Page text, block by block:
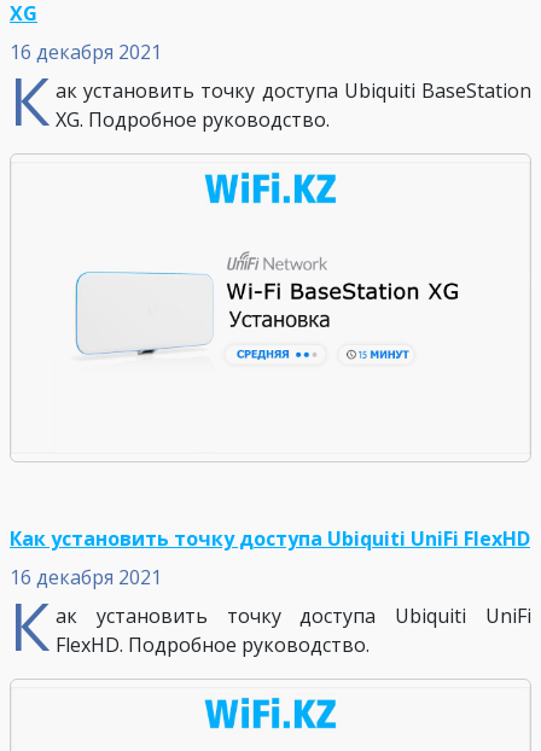
16 декабря 2021
XG
К ак установить точку доступа Ubiquiti BaseStation
XG. Подробное руководство.
16 декабря 2021
Как установить точку доступа Ubiquiti UniFi FlexHD
К ак установить точку доступа Ubiquiti UniFi
FlexHD. Подробное руководство.